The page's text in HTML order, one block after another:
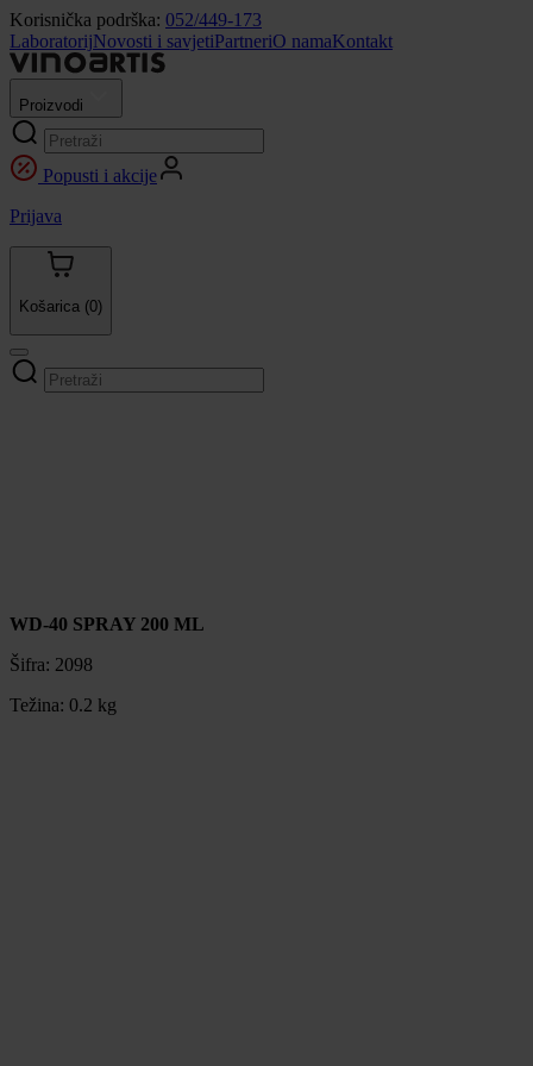
Korisnička podrška: 052/449-173
LaboratorijNovosti i savjetiPartneriO namaKontakt
Proizvodi
Popusti i akcije
Prijava
Košarica (0)
WD-40 SPRAY 200 ML
Šifra: 2098
Težina: 0.2 kg